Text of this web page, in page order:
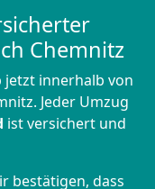
Chemnitz
jetzt innerhalb von
Jeder Umzug
ist versichert und
bestätigen, dass